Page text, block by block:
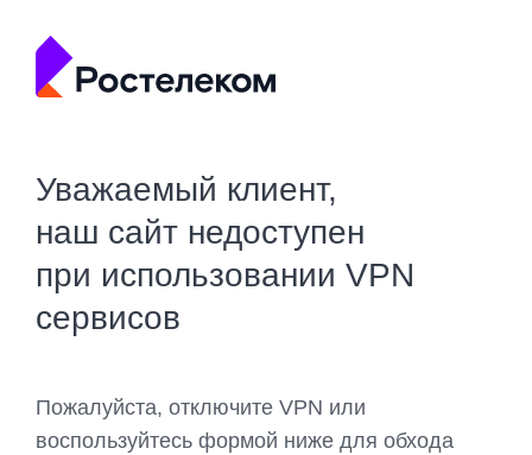
Уважаемый клиент,
наш сайт недоступен
при использовании VPN
сервисов
Пожалуйста, отключите VPN или
воспользуйтесь формой ниже для обхода